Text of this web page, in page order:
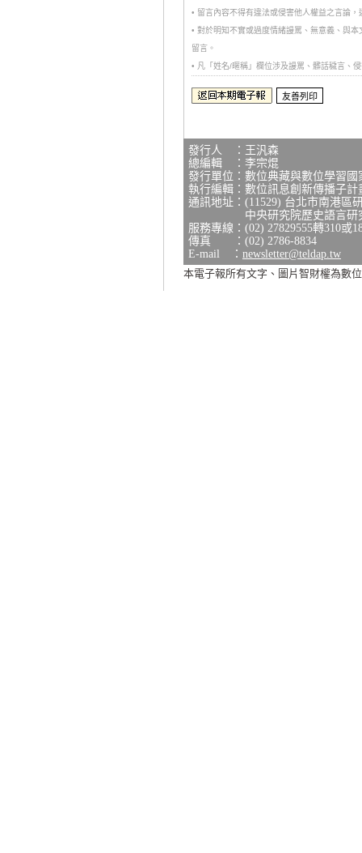
• 留言內容不得有違法或侵害他人權益之言論
• 對於明知不實或過度情緒謾罵、無意義、與
留言。
• 凡「姓名/暱稱」欄位涉及謾罵、髒話穢言、
發行人 ：王汎森
總編輯 ：李宗焜
發行單位：數位典藏與數位學習
執行編輯：數位訊息創新傳播子計
通訊地址：(11529) 台北市南港區
中央研究院歷史語言研究
服務專線：(02) 27829555轉310或
傳真 ：(02) 2786-8834
E-mail ： newsletter@teldap.tw
本電子報所有文字、圖片智財權為數